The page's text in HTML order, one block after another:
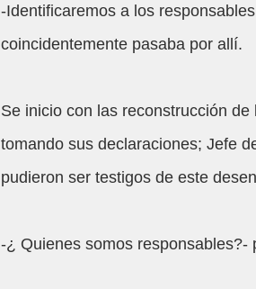
-Identificaremos a los
coincidentemente pasaba por allí.
Se inicio con las reconstrucción
tomando sus declaraciones; Jefe
pudieron ser testigos de este
-¿ Quienes somos responsables?-